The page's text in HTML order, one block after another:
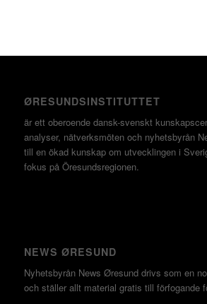
ØRESUNDSINSTITUTTET
är ett oberoende dansk-svenskt
analyser, nätverksmöten och nyhetsbyrån
till en ökad kunskap om utvecklingen i
fokus på Öresundsregionen.
NEWS ØRESUND
Nyhetsbyrån News Øresund drivs som en
och ställer allt material gratis till förfogande